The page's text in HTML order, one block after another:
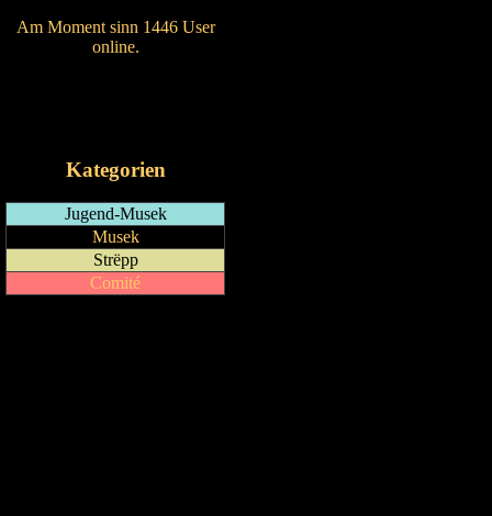
Am Moment sinn 1446 User
online.
Kategorien
Jugend-Musek
Musek
Strëpp
Comité